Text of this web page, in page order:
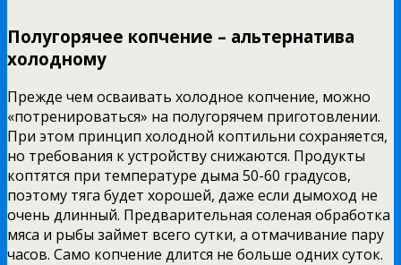
Полугорячее копчение – альтернатива
холодному
Прежде чем осваивать холодное копчение, можно
«потренироваться» на полугорячем приготовлении.
При этом принцип холодной коптильни сохраняется,
но требования к устройству снижаются. Продукты
коптятся при температуре дыма 50-60 градусов,
поэтому тяга будет хорошей, даже если дымоход не
очень длинный. Предварительная соленая обработка
мяса и рыбы займет всего сутки, а отмачивание пару
часов. Само копчение длится не больше одних суток.